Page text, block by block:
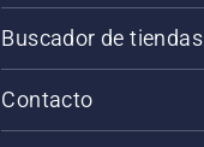
Buscador de tiendas
Contacto